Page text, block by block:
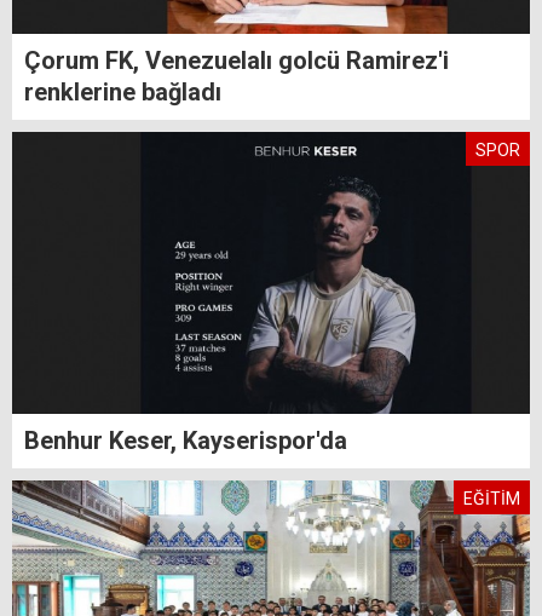
Çorum FK, Venezuelalı golcü Ramirez'i
renklerine bağladı
SPOR
Benhur Keser, Kayserispor'da
EĞİTİM